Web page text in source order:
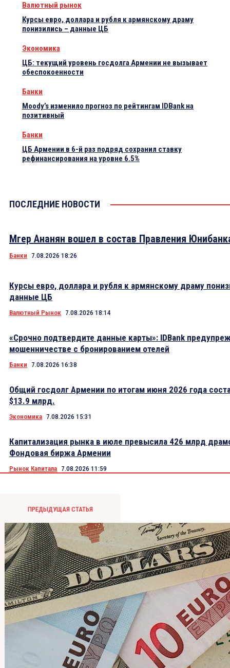
Валютный рынок
Курсы евро, доллара и рубля к армянскому драму
понизились – данные ЦБ
Экономика
ЦБ: текущий уровень госдолга Армении не вызывает
обеспокоенности
Банки
Moody’s изменило прогноз по рейтингам IDBank на
позитивный
Банки
ЦБ Армении в 6-й раз подряд сохранил ставку
рефинансирования на уровне 6.5%
ПОСЛЕДНИЕ НОВОСТИ
Мгер Ананян вошел в состав Правления
Банки 7.08.2026 18:26
Курсы евро, доллара и рубля к армянскому драму
данные ЦБ
Валютный Рынок 7.08.2026 18:14
«Срочно подтвердите данные карты»: IDBank
мошенничестве с бронированием отелей
Банки 7.08.2026 16:38
Общий госдолг Армении по итогам июня 2026 года
$13.9 млрд.
Экономика 7.08.2026 15:31
Капитализация рынка в июле превысила 426 млрд
Фондовая биржа Армении
Рынок Капитала 7.08.2026 11:59
ПРЕДЫДУЩАЯ СТАТЬЯ